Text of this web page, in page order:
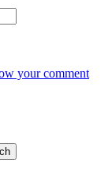
your comment